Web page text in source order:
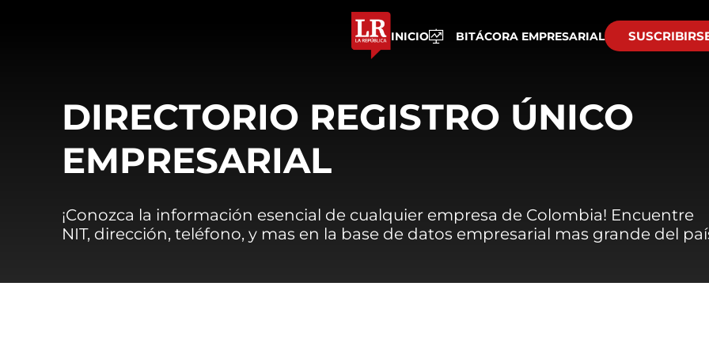
INICIO BITÁCORA EMPRESARIAL
DIRECTORIO REGISTRO ÚNICO
EMPRESARIAL
¡Conozca la información esencial de cualquier empresa de Colombia! Encuentre
NIT, dirección, teléfono, y mas en la base de datos empresarial mas grande del